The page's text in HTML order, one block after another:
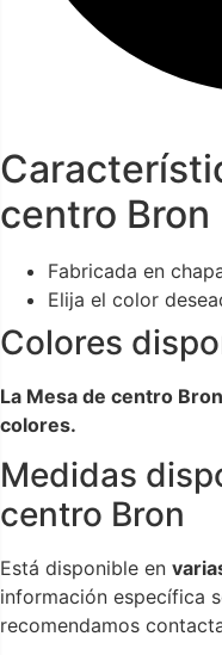
centro Bron
Fabricada en
Elija el color
Colores
La Mesa de centro
colores.
Medidas
centro Bron
Está disponible en
información específica
recomendamos